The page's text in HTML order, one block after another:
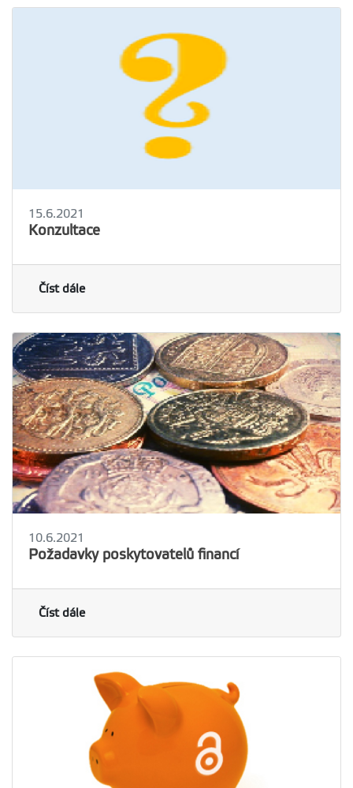
15.6.2021
Konzultace
Číst dále
10.6.2021
Požadavky poskytovatelů financí
Číst dále